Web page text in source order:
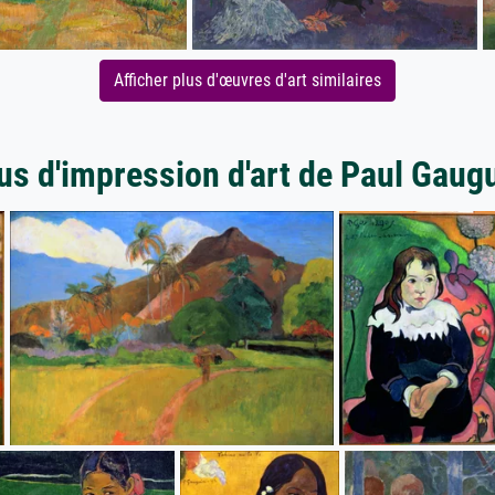
Afficher plus d'œuvres d'art similaires
d'impression d'art de Paul